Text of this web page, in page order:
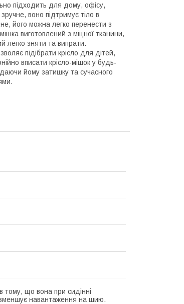
підходить для дому, офісу,
воно підтримує тіло в
його можна легко перенести з
виготовлений з міцної тканини,
легко зняти та випрати.
підібрати крісло для дітей,
вписати крісло-мішок у будь-
йому затишку та сучасного
тому, що вона при сидінні
зменшує навантаження на шию.